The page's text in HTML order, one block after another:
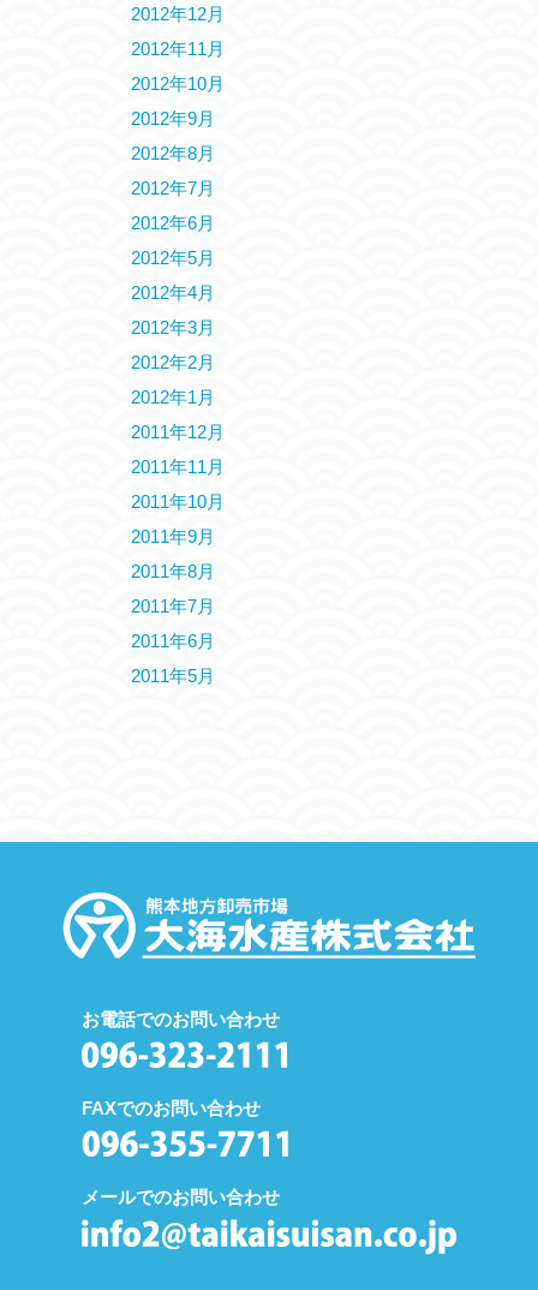
2012年12月
2012年11月
2012年10月
2012年9月
2012年8月
2012年7月
2012年6月
2012年5月
2012年4月
2012年3月
2012年2月
2012年1月
2011年12月
2011年11月
2011年10月
2011年9月
2011年8月
2011年7月
2011年6月
2011年5月
お電話でのお問い合わせ
FAXでのお問い合わせ
メールでのお問い合わせ